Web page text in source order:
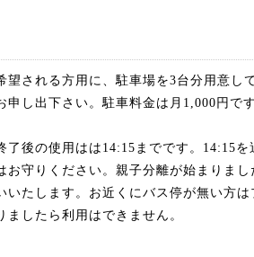
望される方用に、駐車場を3台分用意し
申し出下さい。駐車料金は月1,000円で
了後の使用はは14:15までです。14:15
お守りください。親子分離が始まりま
いたします。お近くにバス停が無い方
ましたら利用はできません。